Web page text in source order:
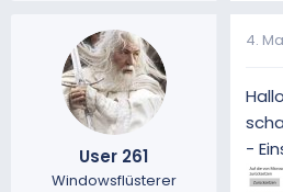
User 261
Windowsflüsterer
4.
-